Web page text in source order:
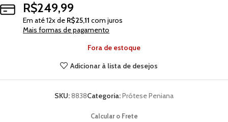
R$249,99
Em até12x de R$25,11 com juros
Mais formas de pagamento
Fora de estoque
Adicionar à lista de desejos
SKU:8838Categoria:Prótese Peniana
Calcular o Frete